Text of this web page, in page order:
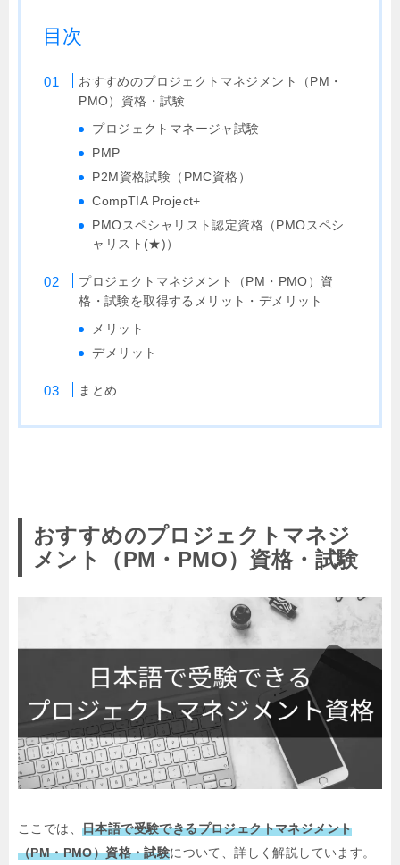
目次
おすすめのプロジェクトマネジメント（PM・
PMO）資格・試験
プロジェクトマネージャ試験
PMP
P2M資格試験（PMC資格）
CompTIA Project+
PMOスペシャリスト認定資格（PMOスペシ
ャリスト(★)）
プロジェクトマネジメント（PM・PMO）資
格・試験を取得するメリット・デメリット
メリット
デメリット
まとめ
おすすめのプロジェクトマネジ
メント（PM・PMO）資格・試験
ここでは、 日本語で受験できるプロジェクトマネジメント
（PM・PMO）資格・試験について、詳しく解説しています。